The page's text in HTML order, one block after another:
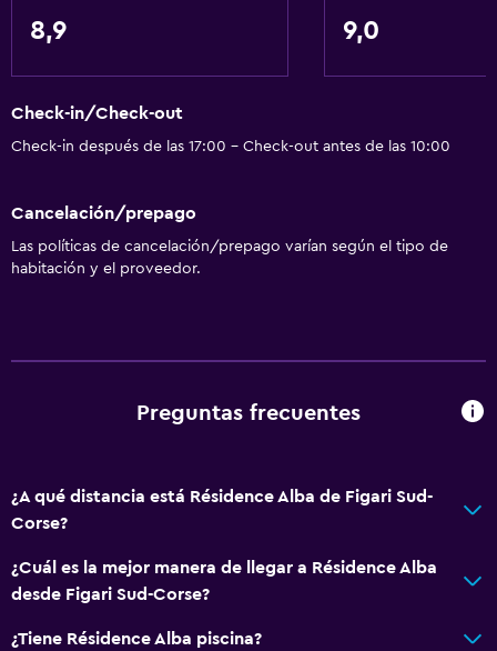
8,9 9,0
Check-in/Check-out
Check-in después de las 17:00 - Check-out antes de las 10:00
Cancelación/prepago
Las políticas de cancelación/prepago varían según el tipo de
habitación y el proveedor.
Preguntas frecuentes
¿A qué distancia está Résidence Alba de Figari Sud-
Corse?
¿Cuál es la mejor manera de llegar a Résidence Alba
desde Figari Sud-Corse?
¿Tiene Résidence Alba piscina?